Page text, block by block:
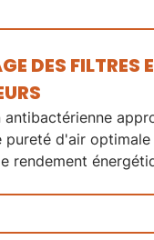
DES FILTRES
antibactérienne
pureté d'air
rendement